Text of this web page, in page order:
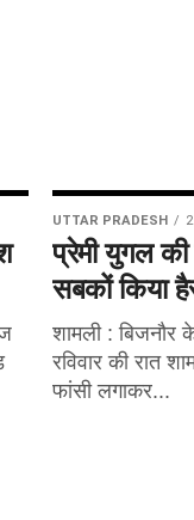
UTTAR PRADESH
प्रेमी युगल
सबकों किया
शामली : बिजनौर
रविवार की रात
फांसी लगाकर...